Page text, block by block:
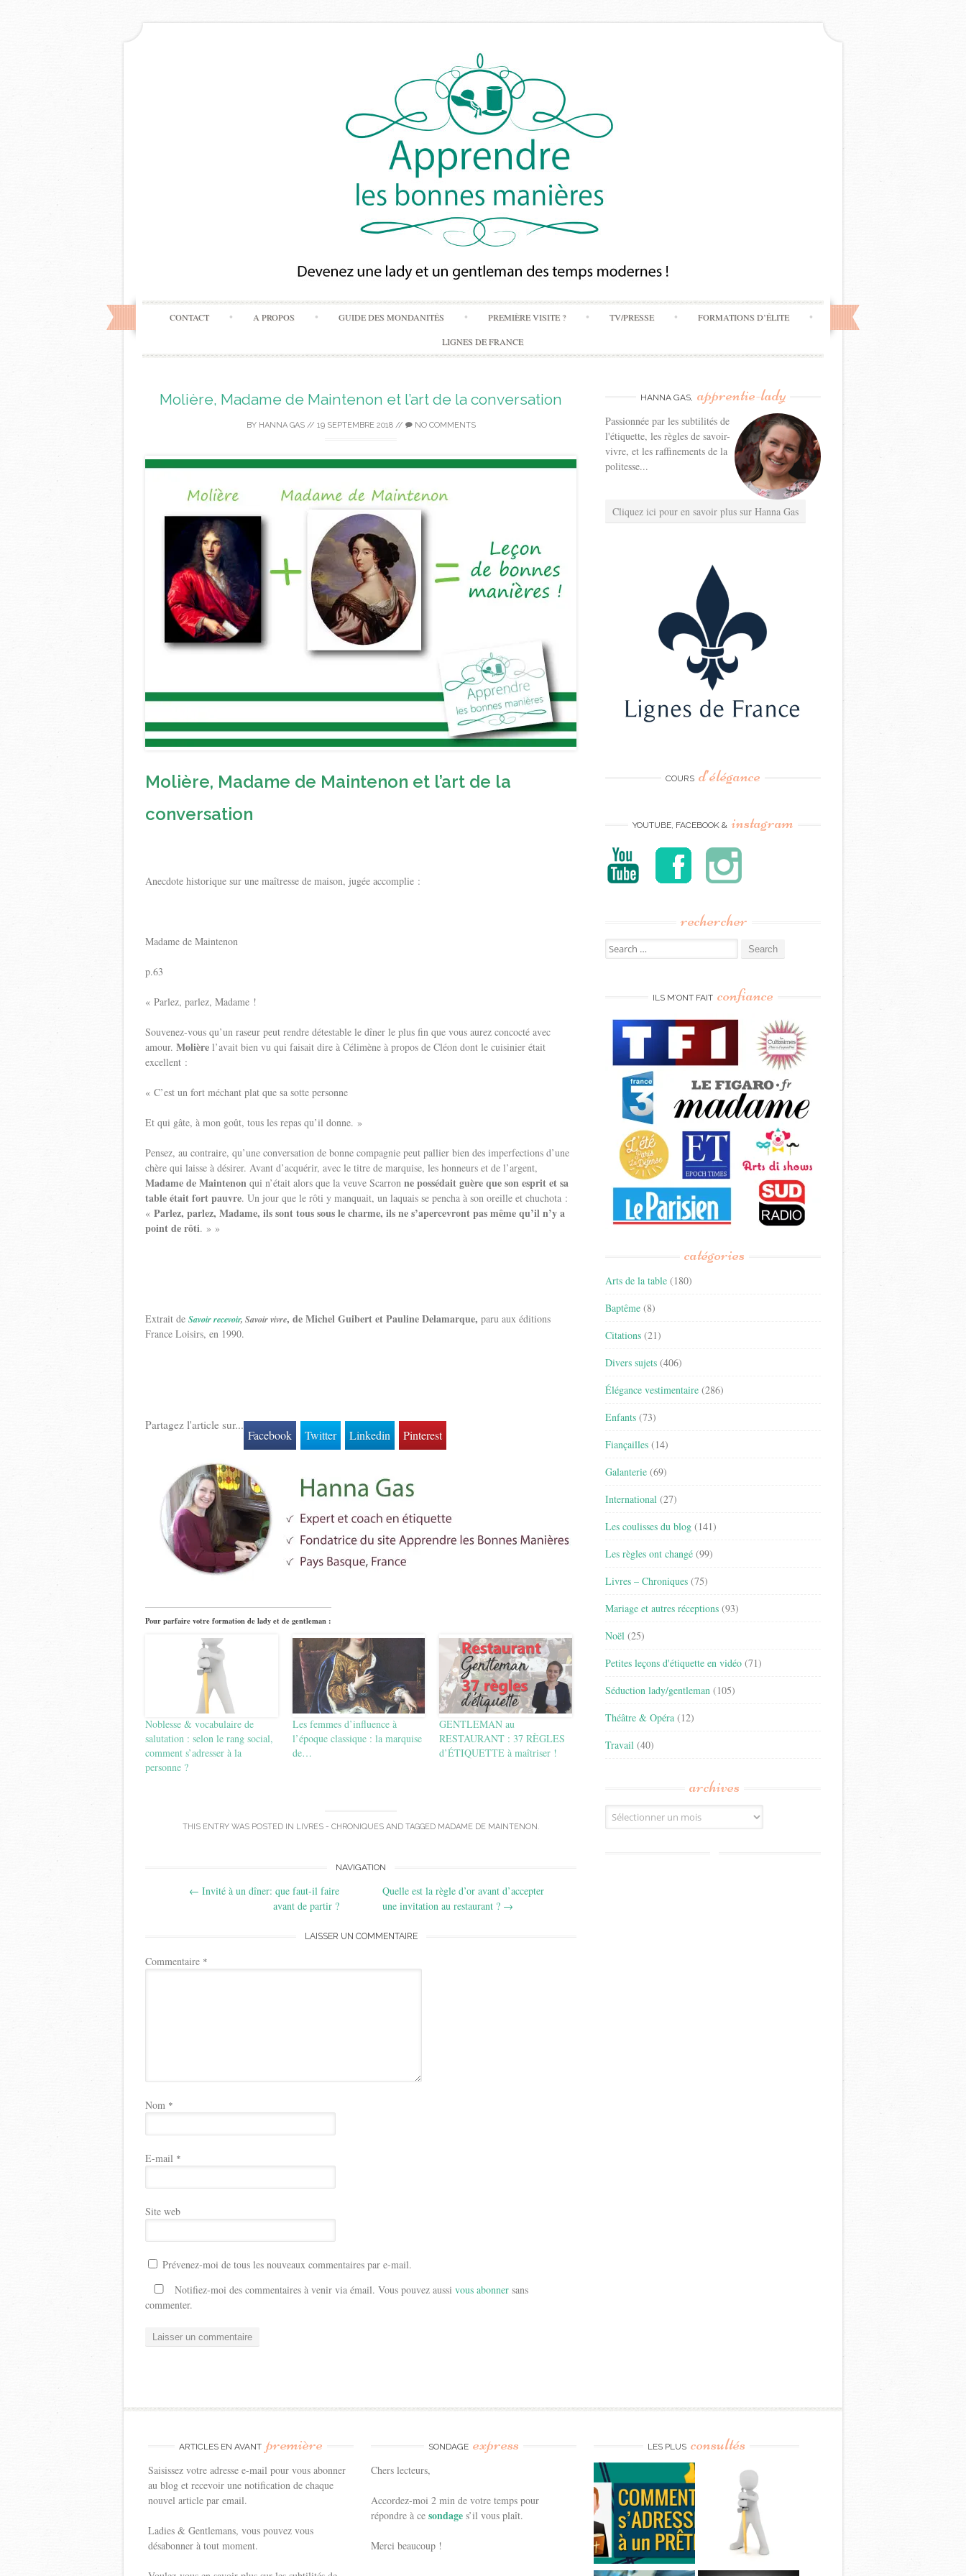
Skip
to
content
CONTACT A PROPOS GUIDE DES MONDANITÉS PREMIÈRE VISITE ? TV/PRESSE FORMATIONS D’ÉLITE
LIGNES DE FRANCE
Molière, Madame de Maintenon et l’art de la conversation
BY HANNA GAS// 19 SEPTEMBRE 2018// NO COMMENTS
Molière, Madame de Maintenon et l’art de la
conversation
Anecdote historique sur une maîtresse de maison, jugée accomplie :
Madame de Maintenon
p.63
« Parlez, parlez, Madame !
Souvenez-vous qu’un raseur peut rendre détestable le dîner le plus fin que vous aurez concocté avec
amour. Molière l’avait bien vu qui faisait dire à Célimène à propos de Cléon dont le cuisinier était
excellent :
« C’est un fort méchant plat que sa sotte personne
Et qui gâte, à mon goût, tous les repas qu’il donne. »
Pensez, au contraire, qu’une conversation de bonne compagnie peut pallier bien des imperfections d’une
chère qui laisse à désirer. Avant d’acquérir, avec le titre de marquise, les honneurs et de l’argent,
Madame de Maintenon qui n’était alors que la veuve Scarron ne possédait guère que son esprit et sa
table était fort pauvre. Un jour que le rôti y manquait, un laquais se pencha à son oreille et chuchota :
« Parlez, parlez, Madame, ils sont tous sous le charme, ils ne s’apercevront pas même qu’il n’y a
point de rôti. » »
Extrait de Savoir recevoir, Savoir vivre, de Michel Guibert et Pauline Delamarque, paru aux éditions
France Loisirs, en 1990.
Partagez l'article sur...
Facebook Twitter Linkedin Pinterest
Pour parfaire votre formation de lady et de gentleman :
Noblesse & vocabulaire de
salutation : selon le rang social,
comment s’adresser à la
personne ?
Les femmes d’influence à
l’époque classique : la marquise
de…
GENTLEMAN au
RESTAURANT : 37 RÈGLES
d’ÉTIQUETTE à maîtriser !
THIS ENTRY WAS POSTED IN LIVRES - CHRONIQUESAND TAGGED MADAME DE MAINTENON .
NAVIGATION
← Invité à un dîner: que faut-il faire
avant de partir ?
Quelle est la règle d’or avant d’accepter
une invitation au restaurant ? →
LAISSER UN COMMENTAIRE
Commentaire *
Nom *
E-mail *
Site web
Prévenez-moi de tous les nouveaux commentaires par e-mail.
Notifiez-moi des commentaires à venir via émail. Vous pouvez aussi vous abonner sans
commenter.
HANNA GAS, apprentie-lady
Passionnée par les subtilités de
l'étiquette, les règles de savoir-
vivre, et les raffinements de la
politesse...
Cliquez ici pour en savoir plus sur Hanna Gas
COURS d’élégance
YOUTUBE, FACEBOOK & instagram
rechercher
Search
for:
ILS M’ONT FAIT confiance
catégories
Arts de la table (180)
Baptême (8)
Citations (21)
Divers sujets (406)
Élégance vestimentaire (286)
Enfants (73)
Fiançailles (14)
Galanterie (69)
International (27)
Les coulisses du blog (141)
Les règles ont changé (99)
Livres – Chroniques (75)
Mariage et autres réceptions (93)
Noël (25)
Petites leçons d'étiquette en vidéo (71)
Séduction lady/gentleman (105)
Théâtre & Opéra (12)
Travail (40)
archives
Archives
ARTICLES EN AVANT première
Saisissez votre adresse e-mail pour vous abonner
au blog et recevoir une notification de chaque
nouvel article par email.
Ladies & Gentlemans, vous pouvez vous
désabonner à tout moment.
SONDAGE express
Chers lecteurs,
Accordez-moi 2 min de votre temps pour
répondre à cesondages’il vous plaît.
Merci beaucoup !
LES PLUS consultés